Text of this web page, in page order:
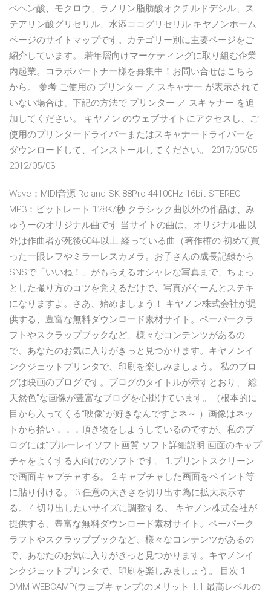
ベヘン酸、モクロウ、ラノリン脂肪酸オクチルドデシル、ス
テアリン酸グリセリル、水添ココグリセリル キヤノンホーム
ページのサイトマップです。カテゴリー別に主要ページをご
紹介しています。 若年層向けマーケティングに取り組む企業
内起業。コラボパートナー様を募集中！お問い合せはこちら
から。 参考 ご使用の プリンター ／ スキャナー が表示されて
いない場合は、下記の方法で プリンター ／ スキャナー を追
加してください。 キヤノン のウェブサイトにアクセスし、ご
使用のプリンタードライバーまたはスキャナードライバーを
ダウンロードして、インストールしてください。 2017/05/05
2012/05/03
Wave：MIDI音源 Roland SK-88Pro 44100Hz 16bit STEREO
MP3：ビットレート 128K/秒 クラシック曲以外の作品は、み
ゅうーのオリジナル曲です 当サイトの曲は、オリジナル曲以
外は作曲者が死後60年以上 経っている曲（著作権の 初めて買
った一眼レフやミラーレスカメラ。お子さんの成長記録から
SNSで「いいね！」がもらえるオシャレな写真まで、ちょっ
とした撮り方のコツを覚えるだけで、写真がぐーんとステキ
になりますよ。さあ、始めましょう！ キヤノン株式会社が提
供する、豊富な無料ダウンロード素材サイト。ペーパークラ
フトやスクラップブックなど、様々なコンテンツがあるの
で、あなたのお気に入りがきっと見つかります。キヤノンイ
ンクジェットプリンタで、印刷を楽しみましょう。 私のブロ
グは映画のブログです。ブログのタイトルが示すとおり、“総
天然色”な画像が豊富なブログを心掛けています。（根本的に
目から入ってくる“映像”が好きなんですよネ～ ）画像はネッ
トから拾い．．．頂き物をしようしているのですが、私のブ
ログには“ブルーレイソフト画質 ソフト詳細説明 画面のキャプ
チャをよくする人向けのソフトです。 1.プリントスクリーン
で画面キャプチャする。 2.キャプチャした画面をペイント等
に貼り付ける。 3.任意の大きさを切り出す為に拡大表示す
る。 4.切り出したいサイズに調整する。 キヤノン株式会社が
提供する、豊富な無料ダウンロード素材サイト。ペーパーク
ラフトやスクラップブックなど、様々なコンテンツがあるの
で、あなたのお気に入りがきっと見つかります。キヤノンイ
ンクジェットプリンタで、印刷を楽しみましょう。 目次 1
DMM WEBCAMP(ウェブキャンプ)のメリット 1.1 最高レベルの